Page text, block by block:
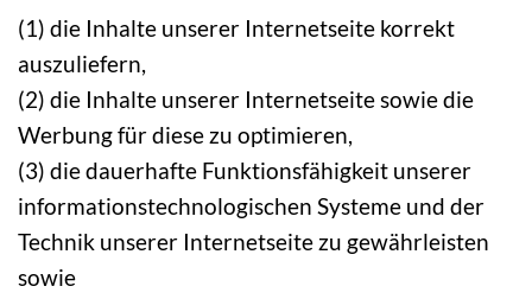
(1) die Inhalte unserer Internetseite korrekt
auszuliefern,
(2) die Inhalte unserer Internetseite sowie die
Werbung für diese zu optimieren,
(3) die dauerhafte Funktionsfähigkeit unserer
informationstechnologischen Systeme und der
Technik unserer Internetseite zu gewährleisten
sowie